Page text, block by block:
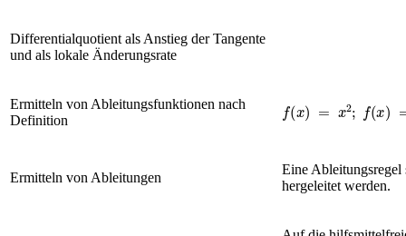
Differentialquotient als Anstieg der Tangente
und als lokale Änderungsrate
Ermitteln von Ableitungsfunktionen nach
Definition
fx = x ax
Ermitteln von Ableitungen
Eine Ableitungsregel
hergeleitet werden.